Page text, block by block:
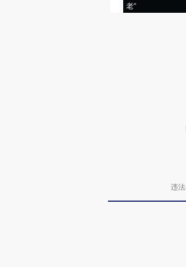
老”
违